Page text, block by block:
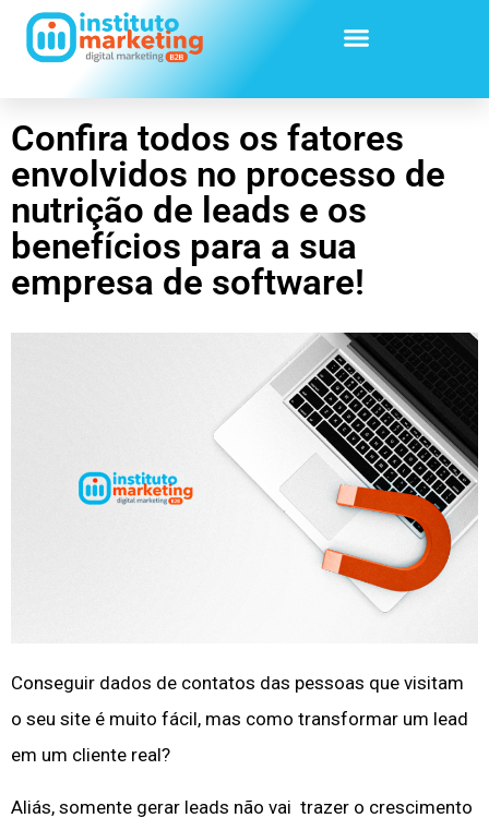
Confira todos os fatores
envolvidos no processo de
nutrição de leads e os
benefícios para a sua
empresa de software!
Conseguir dados de contatos das pessoas que visitam
o seu site é muito fácil, mas como transformar um lead
em um cliente real?
Aliás, somente gerar leads não vai trazer o crescimento